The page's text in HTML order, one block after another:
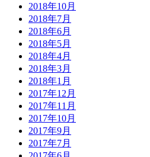
2018年10月
2018年7月
2018年6月
2018年5月
2018年4月
2018年3月
2018年1月
2017年12月
2017年11月
2017年10月
2017年9月
2017年7月